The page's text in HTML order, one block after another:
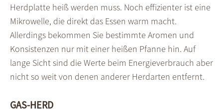
Herdplatte heiß werden muss. Noch effizienter ist eine
Mikrowelle, die direkt das Essen warm macht.
Allerdings bekommen Sie bestimmte Aromen und
Konsistenzen nur mit einer heißen Pfanne hin. Auf
lange Sicht sind die Werte beim Energieverbrauch aber
nicht so weit von denen anderer Herdarten entfernt.
GAS-HERD